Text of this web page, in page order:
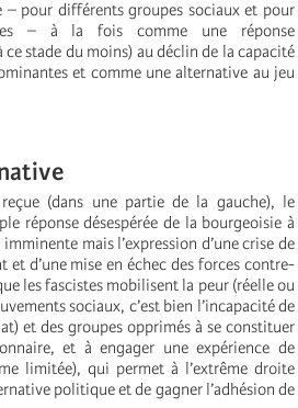
– pour différents groupes sociaux et pour
– à la fois comme une réponse
stade du moins) au déclin de la capacité
et comme une alternative au jeu
(dans une partie de la gauche), le
réponse désespérée de la bourgeoisie à
mais l’expression d’une crise de
et d’une mise en échec des forces contre-
les fascistes mobilisent la peur (réelle ou
sociaux, c’est bien l’incapacité de
et des groupes opprimés à se constituer
et à engager une expérience de
limitée), qui permet à l’extrême droite
politique et de gagner l’adhésion de